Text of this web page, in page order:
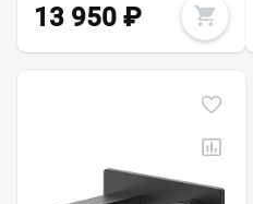
13 950 ₽